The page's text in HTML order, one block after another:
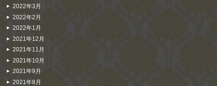
2022年3月
2022年2月
2022年1月
2021年12月
2021年11月
2021年10月
2021年9月
2021年8月